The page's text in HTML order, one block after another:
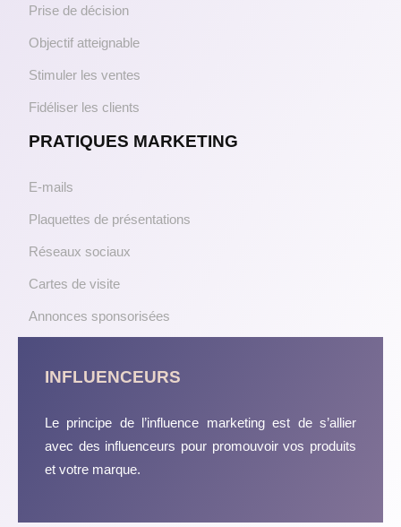
Prise de décision
Objectif atteignable
Stimuler les ventes
Fidéliser les clients
PRATIQUES MARKETING
E-mails
Plaquettes de présentations
Réseaux sociaux
Cartes de visite
Annonces sponsorisées
INFLUENCEURS
Le principe de l’influence marketing est de s’allier
avec des influenceurs pour promouvoir vos produits
et votre marque.